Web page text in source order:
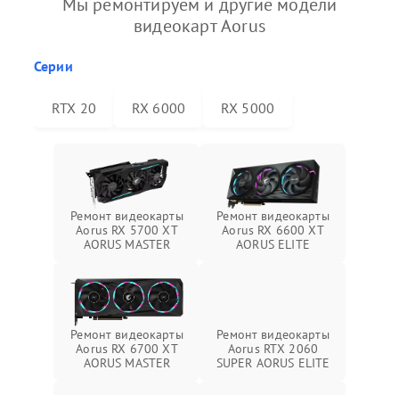
Мы ремонтируем и другие модели
видеокарт Aorus
Серии
RTX 20 RX 6000 RX 5000
Ремонт видеокарты
Aorus RX 5700 XT
AORUS MASTER
Ремонт видеокарты
Aorus RX 6600 XT
AORUS ELITE
Ремонт видеокарты
Aorus RX 6700 XT
AORUS MASTER
Ремонт видеокарты
Aorus RTX 2060
SUPER AORUS ELITE